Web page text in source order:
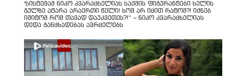
"სისტემამ ნიკო კვარაცხელიას საქმის ფიგურანტები ხელის
გულზე ატარა არაერთი წელი! ხომ არ იცით რატომ?! იქნებ
იმიტომ რომ თავად დაუკვეთეს?!“ – ნიკო კვარაცხელიას
დედა განცხადებას ავრცელებს